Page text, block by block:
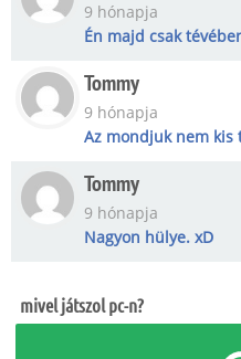
9 hónapja
Én majd csak
Tommy
9 hónapja
Az mondjuk nem kis
Tommy
9 hónapja
Nagyon hülye. xD
mivel játszol pc-n?